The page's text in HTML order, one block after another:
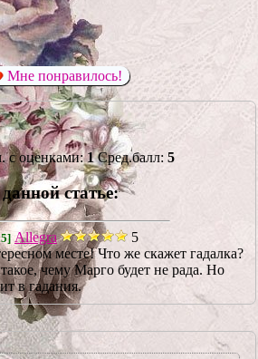
Мне понравилось!
с оценками:1 Сред.балл: 5
статье:
Allegra
5
месте! Что же скажет гадалка?
чему Марго будет не рада. Но
в гадания.